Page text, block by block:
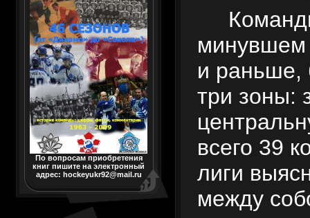
По вопросам приобретения
книг пишите на электронный
адрес: hockeyukr92@mail.ru
минувшем
и раньше,
три зоны:
всего 39
лиги
между